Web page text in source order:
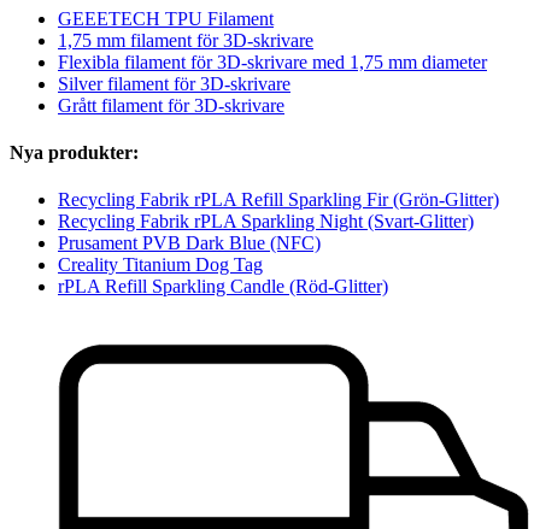
GEEETECH TPU Filament
1,75 mm filament för 3D-skrivare
Flexibla filament för 3D-skrivare med 1,75 mm diameter
Silver filament för 3D-skrivare
Grått filament för 3D-skrivare
Nya produkter:
Recycling Fabrik rPLA Refill Sparkling Fir (Grön-Glitter)
Recycling Fabrik rPLA Sparkling Night (Svart-Glitter)
Prusament PVB Dark Blue (NFC)
Creality Titanium Dog Tag
rPLA Refill Sparkling Candle (Röd-Glitter)